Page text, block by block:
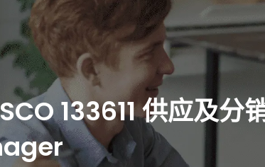
133611 供应及